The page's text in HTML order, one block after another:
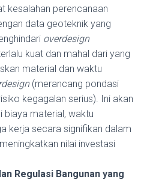
kesalahan perencanaan
data geoteknik yang
overdesign
kuat dan mahal dari yang
material dan waktu
(merancang pondasi
kegagalan serius). Ini akan
biaya material, waktu
kerja secara signifikan dalam
nilai investasi
Regulasi Bangunan yang